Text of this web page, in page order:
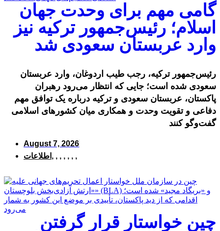
گامی مهم برای وحدت جهان
اسلام؛ رئیس‌جمهور ترکیه نیز
وارد عربستان سعودی شد
رئیس‌جمهور ترکیه، رجب طیب اردوغان، وارد عربستان
سعودی شده است؛ جایی که انتظار می‌رود رهبران
پاکستان، عربستان سعودی و ترکیه درباره یک توافق مهم
دفاعی و تقویت وحدت و همکاری میان کشورهای اسلامی
گفت‌وگو کنند
August 7, 2026
اطلاعات , , , , , , ,
چین خواستار قرار گرفتن